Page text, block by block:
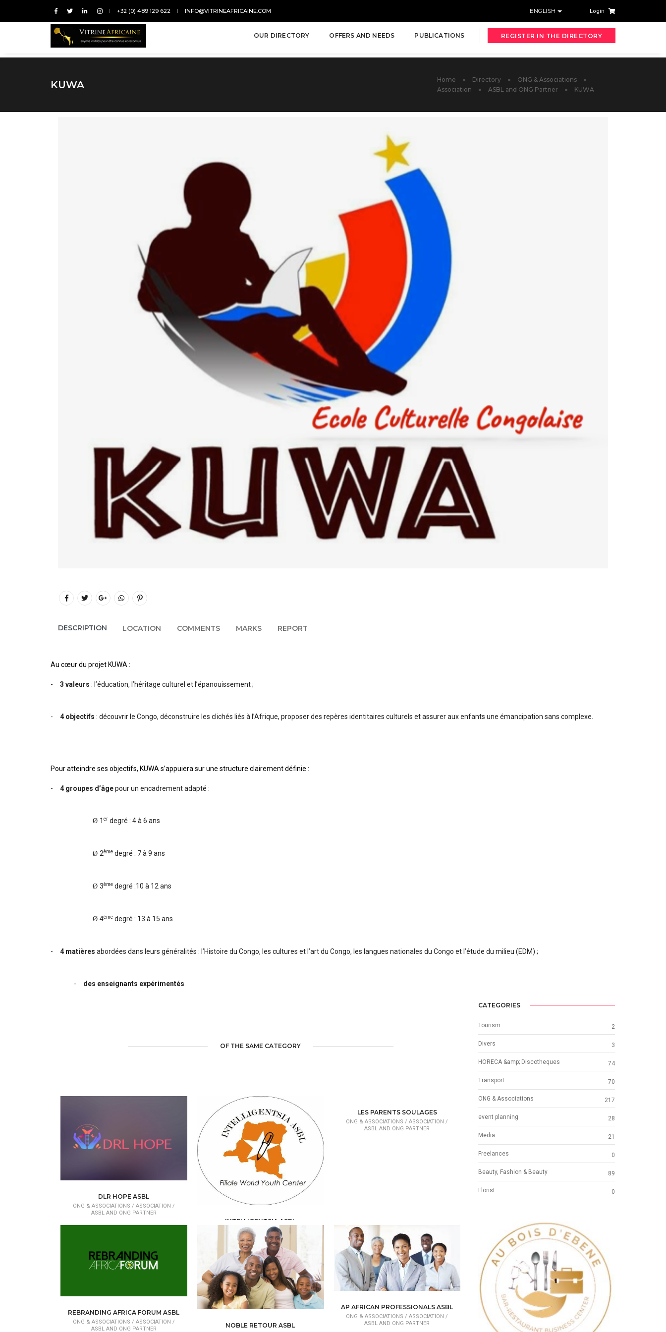
+32 (0) 489 129 622 INFO@VITRINEAFRICAINE.COM ENGLISH Login
OUR DIRECTORY OFFERS AND NEEDS PUBLICATIONS REGISTER IN THE DIRECTORY
KUWA Home Directory
ONG & Associations
Association
ASBL and ONG Partner KUWA
DESCRIPTION LOCATION COMMENTS MARKS REPORT
Au cœur du projet KUWA :
- 3 valeurs : l’éducation, l’héritage culturel et l’épanouissement ;
- 4 objectifs : découvrir le Congo, déconstruire les clichés liés à l’Afrique, proposer des repères identitaires culturels et assurer aux enfants une émancipation sans complexe.
Pour atteindre ses objectifs, KUWA s’appuiera sur une structure clairement définie :
- 4 groupes d’âgepour un encadrement adapté :
Ø 1er degré : 4 à 6 ans
Ø 2ème degré : 7 à 9 ans
Ø 3ème degré :10 à 12 ans
Ø 4ème degré : 13 à 15 ans
- 4 matières abordées dans leurs généralités : l’Histoire du Congo, les cultures et l’art du Congo, les langues nationales du Congo et l’étude du milieu (EDM) ;
- des enseignants expérimentés
OF THE SAME CATEGORY
DLR HOPE ASBL
ONG & ASSOCIATIONS / ASSOCIATION /
ASBL AND ONG PARTNER
INTELLIGENTSIA ASBL
ONG & ASSOCIATIONS /ASSOCIATION /
ASBL AND ONG PARTNER
LES PARENTS SOULAGES
ONG & ASSOCIATIONS /ASSOCIATION /
ASBL AND ONG PARTNER
REBRANDING AFRICA FORUM ASBL
ONG & ASSOCIATIONS / ASSOCIATION /
ASBL AND ONG PARTNER
NOBLE RETOUR ASBL
AP AFRICAN PROFESSIONALS ASBL
ONG & ASSOCIATIONS /ASSOCIATION /
ASBL AND ONG PARTNER
CATEGORIES
Tourism
Divers
HORECA &amp; Discotheques
Transport
ONG & Associations 217
event planning
Media
Freelances
Beauty, Fashion & Beauty
Florist
Previous